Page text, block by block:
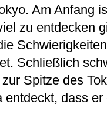
Am Anfang
zu entdecken
Schließlich
Spitze des
entdeckt, dass